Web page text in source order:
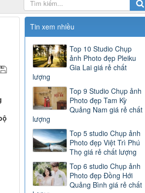
Tin xem nhiều
Top 10 Studio Chụp
ảnh Photo đẹp Pleiku
Gia Lai giá rẻ chất
lượng
Top 9 Studio Chụp ảnh
Photo đẹp Tam Kỳ
Quảng Nam giá rẻ chất
lượng
Top 5 studio Chụp ảnh
Photo đẹp Việt Trì Phú
Thọ giá rẻ chất lượng
Top 6 studio Chụp ảnh
Photo đẹp Đồng Hới
Quảng Bình giá rẻ chất